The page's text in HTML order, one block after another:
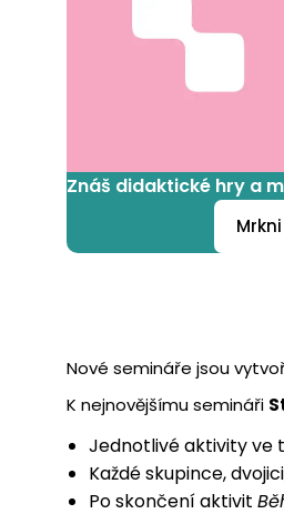
Znáš didaktické hry a
Nové semináře jsou
K nejnovějšímu semináři
Jednotlivé aktivity ve
Každé skupince,
Po skončení aktivit